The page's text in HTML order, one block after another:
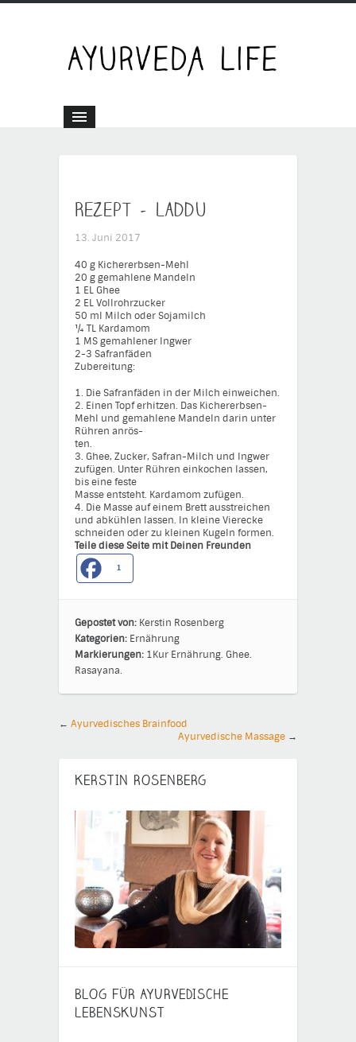
Rezept – Laddu
13. Juni 2017
40 g Kichererbsen-Mehl
20 g gemahlene Mandeln
1 EL Ghee
2 EL Vollrohrzucker
50 ml Milch oder Sojamilch
¼ TL Kardamom
1 MS gemahlener Ingwer
2-3 Safranfäden
Zubereitung:
1. Die Safranfäden in der Milch einweichen.
2. Einen Topf erhitzen. Das Kichererbsen-
Mehl und gemahlene Mandeln darin unter
Rühren anrös-
ten.
3. Ghee, Zucker, Safran-Milch und Ingwer
zufügen. Unter Rühren einkochen lassen,
bis eine feste
Masse entsteht. Kardamom zufügen.
4. Die Masse auf einem Brett ausstreichen
und abkühlen lassen. In kleine Vierecke
schneiden oder zu kleinen Kugeln formen.
Teile diese Seite mit Deinen Freunden
1
Gepostet von: Kerstin Rosenberg
Kategorien: Ernährung
Markierungen: 1Kur Ernährung. Ghee.
Rasayana.
← Ayurvedisches Brainfood
Ayurvedische Massage →
KERSTIN ROSENBERG
BLOG FÜR AYURVEDISCHE
LEBENSKUNST